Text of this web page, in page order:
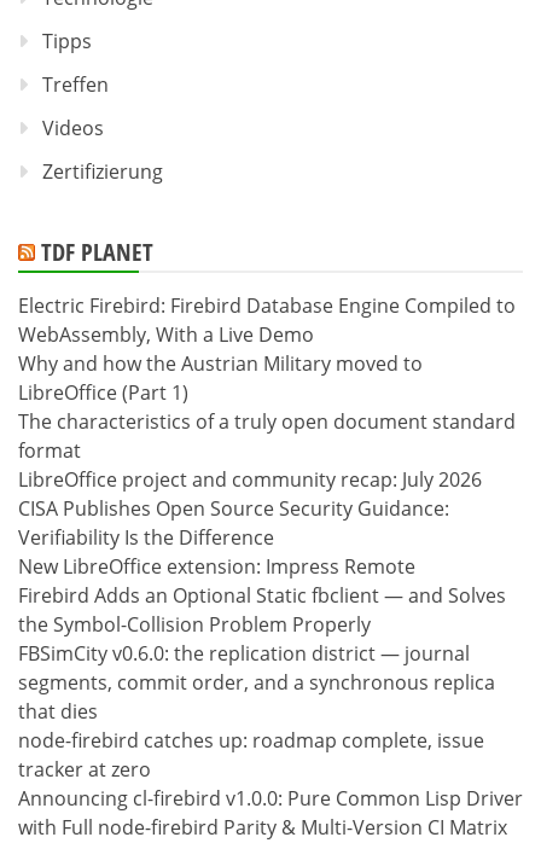
Tipps
Treffen
Videos
Zertifizierung
TDF PLANET
Electric Firebird: Firebird Database Engine Compiled to
WebAssembly, With a Live Demo
Why and how the Austrian Military moved to
LibreOffice (Part 1)
The characteristics of a truly open document standard
format
LibreOffice project and community recap: July 2026
CISA Publishes Open Source Security Guidance:
Verifiability Is the Difference
New LibreOffice extension: Impress Remote
Firebird Adds an Optional Static fbclient — and Solves
the Symbol-Collision Problem Properly
FBSimCity v0.6.0: the replication district — journal
segments, commit order, and a synchronous replica
that dies
node-firebird catches up: roadmap complete, issue
tracker at zero
Announcing cl-firebird v1.0.0: Pure Common Lisp Driver
with Full node-firebird Parity & Multi-Version CI Matrix